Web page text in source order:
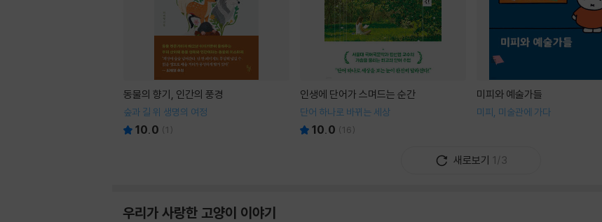
동물의 향기, 인간의 풍경
숲과 길 위 생명의 여정
10.0 (1 )
인생에 단어가 스며드는 순간
단어 하나로 바뀌는 세상
10.0 (16)
미피와 예술가들
미피, 미술관에 가다
새로보기 1/3
우리가 사랑한 고양이 이야기